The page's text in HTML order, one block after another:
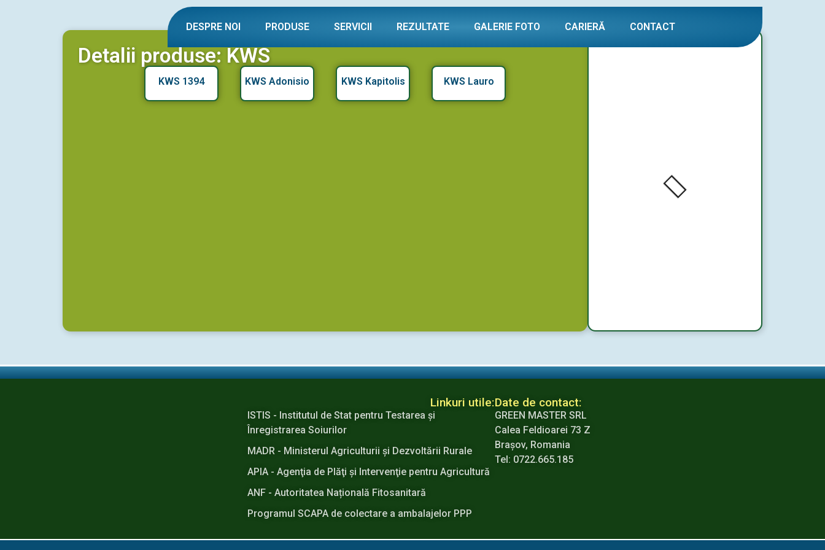
DESPRE NOI PRODUSE SERVICII REZULTATE GALERIE FOTO CARIERĂ CONTACT
Detalii produse: KWS
KWS 1394 KWS Adonisio KWS Kapitolis KWS Lauro
Linkuri utile:
ISTIS - Institutul de Stat pentru Testarea şi
Înregistrarea Soiurilor
MADR - Ministerul Agriculturii şi Dezvoltării Rurale
APIA - Agenţia de Plăţi şi Intervenţie pentru Agricultură
ANF - Autoritatea Națională Fitosanitară
Programul SCAPA de colectare a ambalajelor PPP
Date de contact:
GREEN MASTER SRL
Calea Feldioarei 73 Z
Brașov, Romania
Tel: 0722.665.185